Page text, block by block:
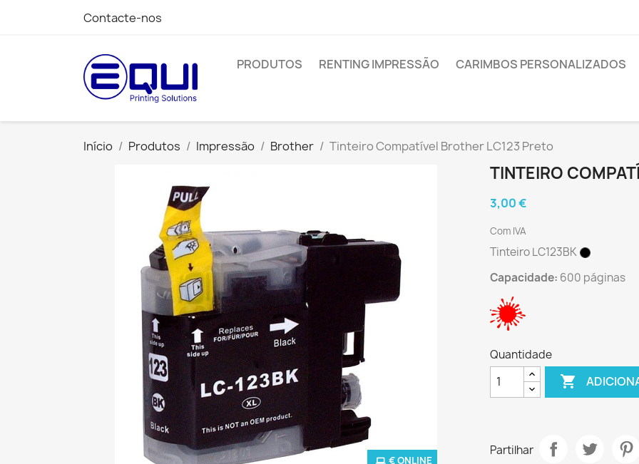
Contacte-nos
PRODUTOS RENTING IMPRESSÃO CARIMBOS PERSONALIZADOS
Início Produtos Impressão Brother Tinteiro Compatível Brother LC123 Preto
€ ONLINE
TINTEIRO
3,00 €
Com IVA
Tinteiro LC123BK
Capacidade: 600 páginas
Quantidade

Partilhar